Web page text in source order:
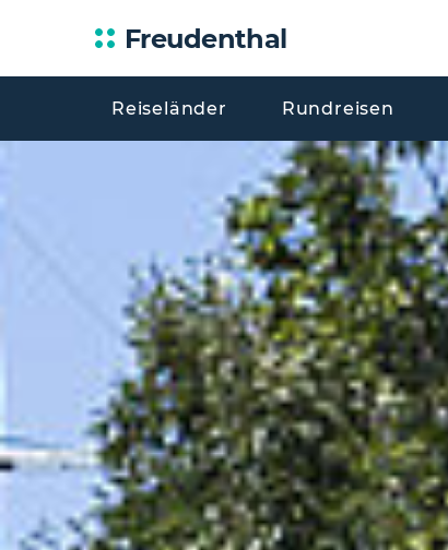
Freudenthal
Reiseländer Rundreisen